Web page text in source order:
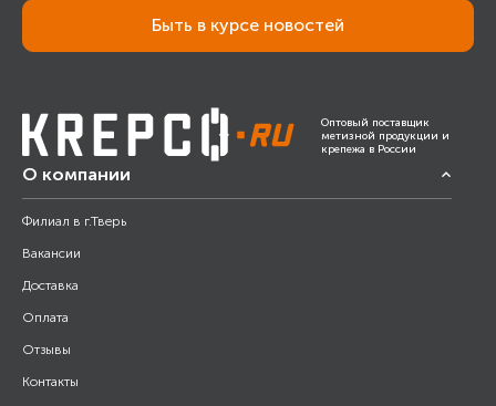
Быть в курсе новостей
Оптовый поставщик
метизной продукции и
крепежа в России
О компании
Филиал в г.Тверь
Вакансии
Доставка
Оплата
Отзывы
Контакты